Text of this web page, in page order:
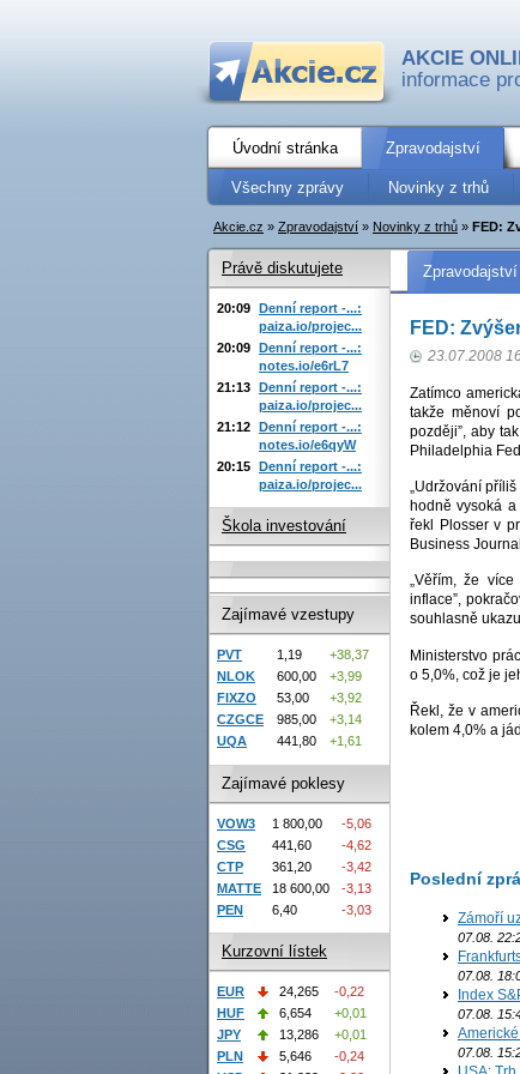
AKCIE
informace
Úvodní stránka Zpravodajství
Všechny zprávy Novinky z trhů
Akcie.cz » Zpravodajství » Novinky z trhů » FED:
Zpravodajství
FED:
23.07.2008
Zatímco
takže měnoví
později”, aby
Philadelphia
„Udržování
hodně vysoká
řekl Plosser v
Business
„Věřím, že
inflace”,
souhlasně
Ministerstvo
o 5,0%, což je
Řekl, že v
kolem 4,0% a
Poslední
Zámoří
07.08.
07.08.
Index
07.08.
07.08.
Právě diskutujete
20:09 Denní report -...:
paiza.io/projec...
20:09 Denní report -...:
notes.io/e6rL7
21:13 Denní report -...:
paiza.io/projec...
21:12 Denní report -...:
notes.io/e6qyW
20:15 Denní report -...:
paiza.io/projec...
Škola investování
Zajímavé vzestupy
PVT 1,19
+38,37
NLOK
600,00
+3,99
FIXZO
53,00
+3,92
CZGCE
985,00
+3,14
UQA
441,80 +1,61
Zajímavé poklesy
VOW3 1 800,00
-5,06
CSG
441,60
-4,62
CTP
361,20
-3,42
MATTE
18 600,00
-3,13
PEN
6,40 -3,03
Kurzovní lístek
EUR 24,265
-0,22
HUF
6,654
+0,01
JPY
13,286
+0,01
PLN
5,646
-0,24